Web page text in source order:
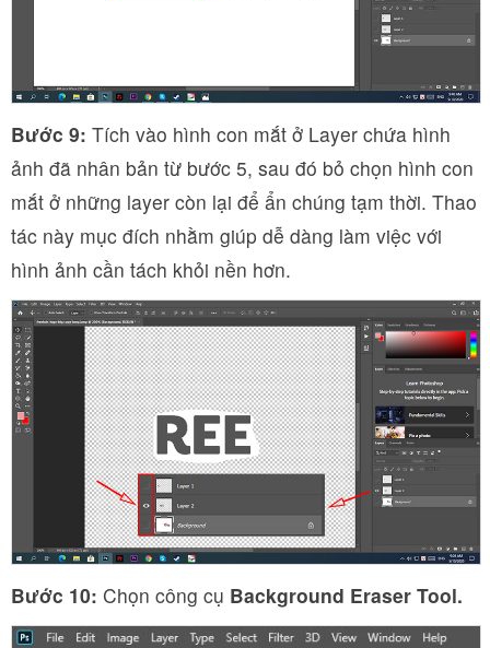
Bước 9: Tích vào hình con mắt ở Layer chứa hình
ảnh đã nhân bản từ bước 5, sau đó bỏ chọn hình con
mắt ở những layer còn lại để ẩn chúng tạm thời. Thao
tác này mục đích nhằm giúp dễ dàng làm việc với
hình ảnh cần tách khỏi nền hơn.
Bước 10: Chọn công cụ Background Eraser Tool.